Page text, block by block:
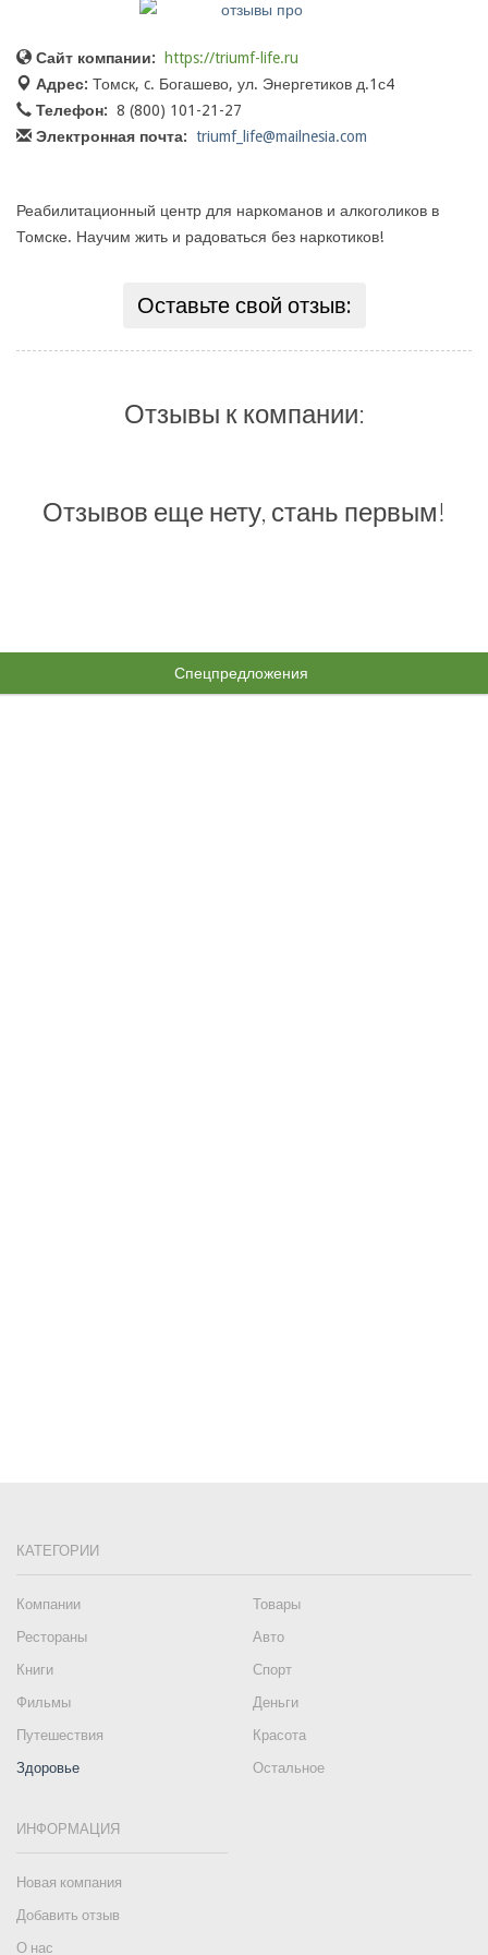
Сайт компании:
https://triumf-life.ru
Адрес: Томск, c. Богашево, ул. Энергетиков д.1с4
Телефон: 8 (800) 101-21-27
Электронная почта: triumf_life@mailnesia.com
Реабилитационный центр для наркоманов и алкоголиков в
Томске. Научим жить и радоваться без наркотиков!
Оставьте свой отзыв:
Отзывы к компании:
Отзывов еще нету, стань первым!
Спецпредложения
КАТЕГОРИИ
Компании
Товары
Рестораны
Авто
Книги
Спорт
Фильмы
Деньги
Путешествия
Красота
Здоровье
Остальное
ИНФОРМАЦИЯ
Новая компания
Добавить отзыв
О нас